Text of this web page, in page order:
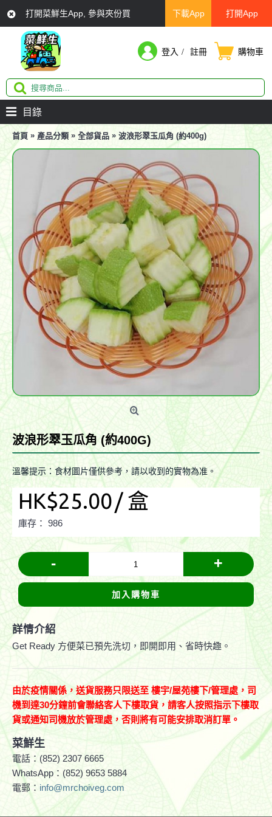
打開菜鮮生App, 參與夾份買 下載App 打開App
登入 註冊 購物車
目錄
首頁 » 產品分類 » 全部貨品 » 波浪形翠玉瓜角 (約400g)
波浪形翠玉瓜角 (約400G)
溫馨提示：食材圖片僅供參考，請以收到的實物為准。
HK$25.00/ 盒
庫存： 986
- +
加入購物車
詳情介紹
Get Ready 方便菜已預先洗切，即開即用、省時快趣。
由於疫情關係，送貨服務只限送至 樓宇/屋苑樓下/管理處，司
機到達30分鐘前會聯絡客人下樓取貨，請客人按照指示下樓取
貨或通知司機放於管理處，否則將有可能安排取消訂單。
菜鮮生
電話：(852) 2307 6665
WhatsApp：(852) 9653 5884
電郵： info@mrchoiveg.com